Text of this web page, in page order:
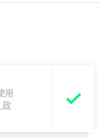
用
政人資料外
由源頭